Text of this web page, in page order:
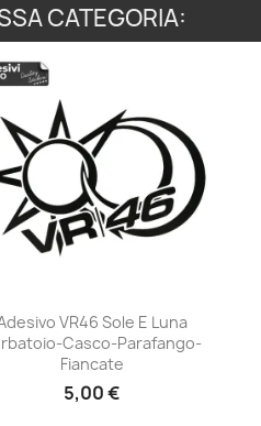
CATEGORIA:
+23
VR46 Sole E Luna
Casco-Parafango-
Fiancate
5,00 €